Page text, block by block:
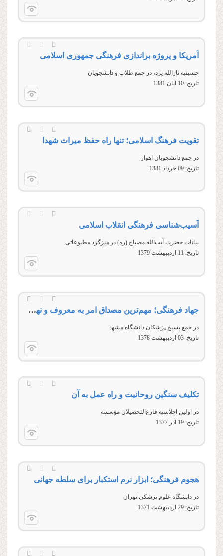
آمریکا و پروژه براندازی فرهنگی جمهوری اسلامی
حسينیه ثارالله يزد، در جمع طلاب و دانشجويان
تاریخ: 10 آبان 1381
تقویت فرهنگ اسلامی؛ تنها راه حفظ میراث شهدا
در جمع دانشجویان اهواز
تاریخ: 09 خرداد 1381
آسیب‌شناسی فرهنگی انقلاب اسلامی
بیانات حضرت آیت‌الله مصباح (ره) در ميزگرد مطبوعاتی
تاریخ: 11 ارديبهشت 1379
جهاد فرهنگی؛ مهم‌ترین مصداق امر به معروف و نهی از منکر
در جمع بسیج پزشكان دانشگاه مشهد
تاریخ: 03 ارديبهشت 1378
تکلیف سنگین روحانیت و راه عمل به آن
در اولين اجلاسيه فارغ‏‌التحصيلان مؤسسه
تاریخ: 19 آذر 1377
هجوم فرهنگی؛ ابزار نرم استکبار برای سلطه جهانی
در دانشگاه علوم پزشکی تهران
تاریخ: 29 ارديبهشت 1371